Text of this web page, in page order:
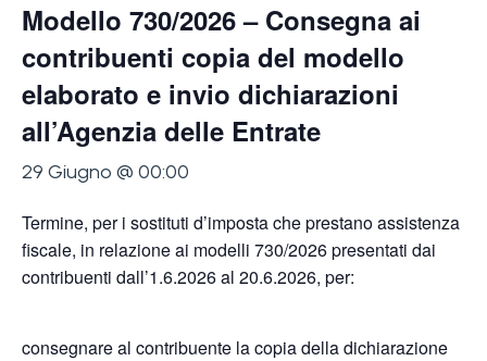
Modello 730/2026 – Consegna ai
contribuenti copia del modello
elaborato e invio dichiarazioni
all’Agenzia delle Entrate
29 Giugno @ 00:00
Termine, per i sostituti d’imposta che prestano assistenza
fiscale, in relazione ai modelli 730/2026 presentati dai
contribuenti dall’1.6.2026 al 20.6.2026, per:
consegnare al contribuente la copia della dichiarazione